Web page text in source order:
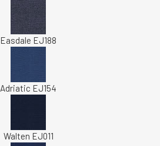
Easdale EJ188
Adriatic EJ154
Walten EJ011